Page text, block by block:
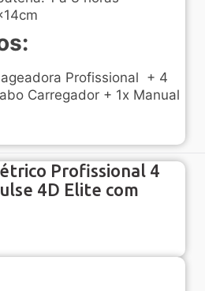
Profissional + 4
Carregador + 1x Manual
Profissional 4
4D Elite com